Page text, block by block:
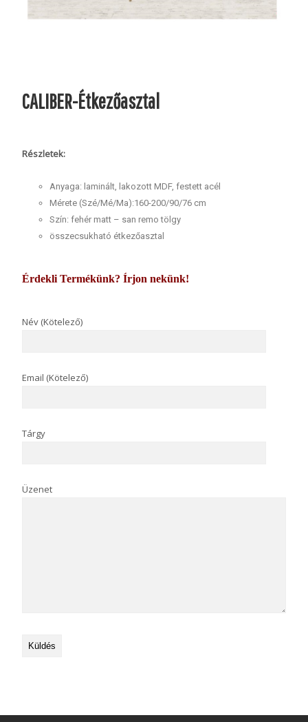
CALIBER-Étkezőasztal
Részletek:
Anyaga: laminált, lakozott MDF, festett acél
Mérete (Szé/Mé/Ma):160-200/90/76 cm
Szín: fehér matt – san remo tölgy
összecsukható étkezőasztal
Érdekli Termékünk? Írjon nekünk!
Név (Kötelező)
Email (Kötelező)
Tárgy
Üzenet